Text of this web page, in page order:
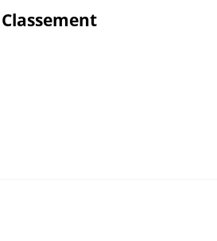
Classement